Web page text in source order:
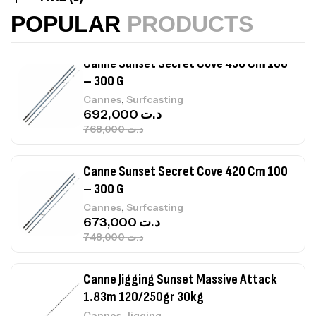
POPULAR PRODUCTS
د.ت
Canne Sunset Secret Cove 450 Cm 100
– 300 G
Cannes, Surfcasting
د.ت768,000
د.ت
Canne Sunset Secret Cove 420 Cm 100
– 300 G
Cannes, Surfcasting
د.ت748,000
د.ت
Canne Jigging Sunset Massive Attack
1.83m 120/250gr 30kg